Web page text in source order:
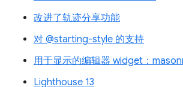
改进了轨迹分享功能
对 @starting-style 的支持
用于显示的编辑器 widget：
Lighthouse 13